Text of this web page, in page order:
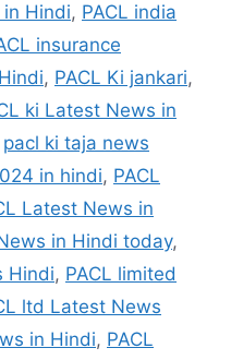
Hindi, PACL india
insurance
, PACL Ki jankari,
ki Latest News in
pacl ki taja news
in hindi, PACL
Latest News in
in Hindi today,
Hindi, PACL limited
ltd Latest News
in Hindi, PACL